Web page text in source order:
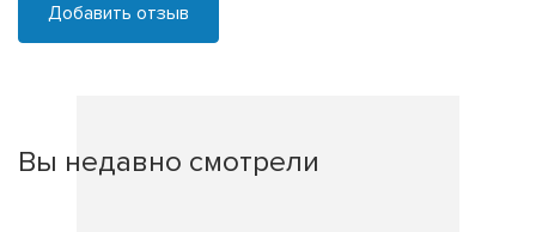
Добавить отзыв
Вы недавно смотрели